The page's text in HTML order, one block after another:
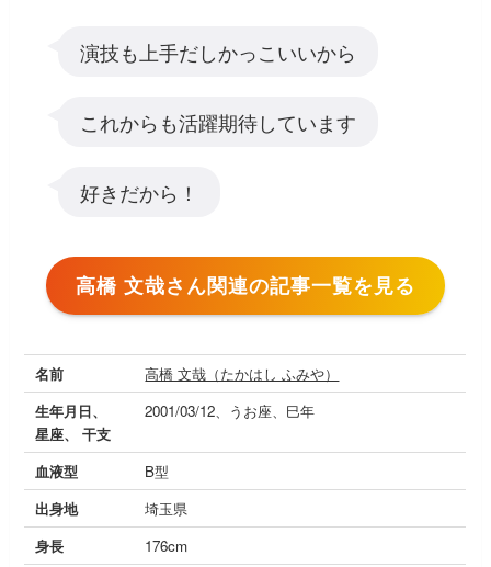
演技も上手だしかっこいいから
これからも活躍期待しています
好きだから！
高橋 文哉さん関連の記事一覧を見る
名前
高橋 文哉（たかはし ふみや）
生年月日、
星座、 干支
2001/03/12、うお座、巳年
血液型
B型
出身地
埼玉県
身長
176cm